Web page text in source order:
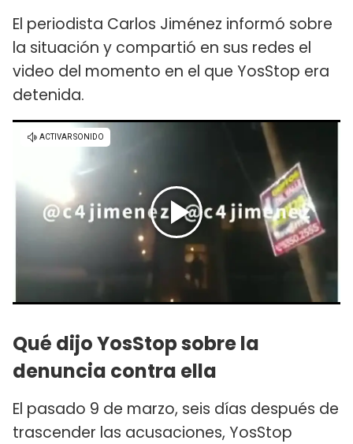
El periodista Carlos Jiménez informó sobre
la situación y compartió en sus redes el
video del momento en el que YosStop era
detenida.
Qué dijo YosStop sobre la
denuncia contra ella
El pasado 9 de marzo, seis días después de
trascender las acusaciones, YosStop